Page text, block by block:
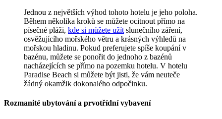
Jednou z největších výhod tohoto hotelu je jeho poloha.
Během několika kroků se můžete ocitnout přímo na
písečné pláži, kde si můžete užít slunečního záření,
osvěžujícího mořského větru a krásných výhledů na
mořskou hladinu. Pokud preferujete spíše koupání v
bazénu, můžete se ponořit do jednoho z bazénů
nacházejících se přímo na pozemku hotelu. V hotelu
Paradise Beach si můžete být jisti, že vám neuteče
žádný okamžik dokonalého odpočinku.
Rozmanité ubytování a prvotřídní vybavení